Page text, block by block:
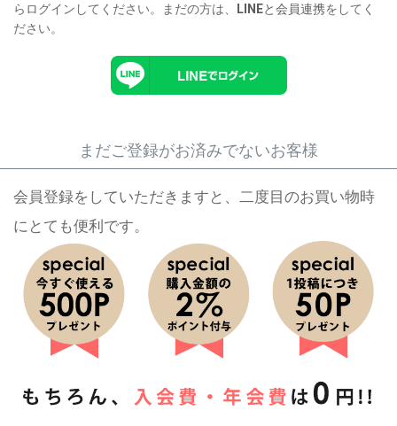
らログインしてください。まだの方は、
LINEと会員連携をしてく
ださい。
まだご登録がお済みでないお客様
会員登録をしていただきますと、二度目のお買い物時
にとても便利です。